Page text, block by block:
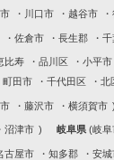
川口市 越谷市
佐倉市 長生郡 千
比寿 品川区 小平市
町田市 千代田区 北
藤沢市 横須賀市
沼津市 岐阜県 岐阜
古屋市 知多郡 安城